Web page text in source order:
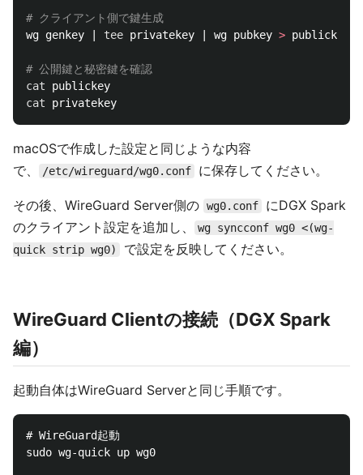
# クライアント側で鍵生成
wg genkey | tee privatekey | wg pubkey > publickey
# 公開鍵と秘密鍵を確認
cat
cat
macOSで作成した設定と同じような内容
で、
/etc/wireguard/wg0.conf に保存してください。
その後、WireGuard Server側の wg0.conf
にDGX Spark
のクライアント設定を追加し、
wg syncconf wg0 <(wg-
quick strip wg0)
で設定を反映してください。
WireGuard Clientの接続（DGX Spark
編）
起動自体はWireGuard Serverと同じ手順です。
# WireGuard起動
sudo wg-quick up wg0